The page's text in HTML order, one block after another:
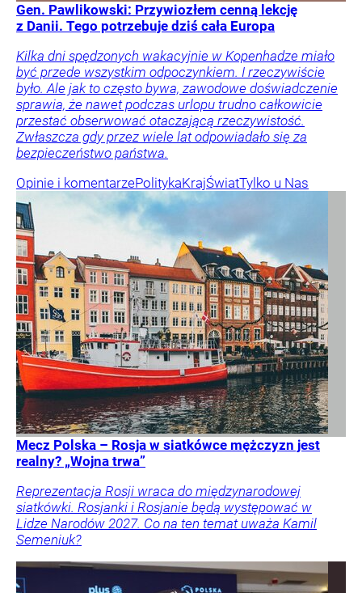
Gen. Pawlikowski: Przywiozłem cenną lekcję
z Danii. Tego potrzebuje dziś cała Europa
Kilka dni spędzonych wakacyjnie w Kopenhadze miało
być przede wszystkim odpoczynkiem. I rzeczywiście
było. Ale jak to często bywa, zawodowe doświadczenie
sprawia, że nawet podczas urlopu trudno całkowicie
przestać obserwować otaczającą rzeczywistość.
Zwłaszcza gdy przez wiele lat odpowiadało się za
bezpieczeństwo państwa.
Opinie i komentarzePolitykaKrajŚwiatTylko u Nas
Mecz Polska – Rosja w siatkówce mężczyzn jest
realny? „Wojna trwa”
Reprezentacja Rosji wraca do międzynarodowej
siatkówki. Rosjanki i Rosjanie będą występować w
Lidze Narodów 2027. Co na ten temat uważa Kamil
Semeniuk?